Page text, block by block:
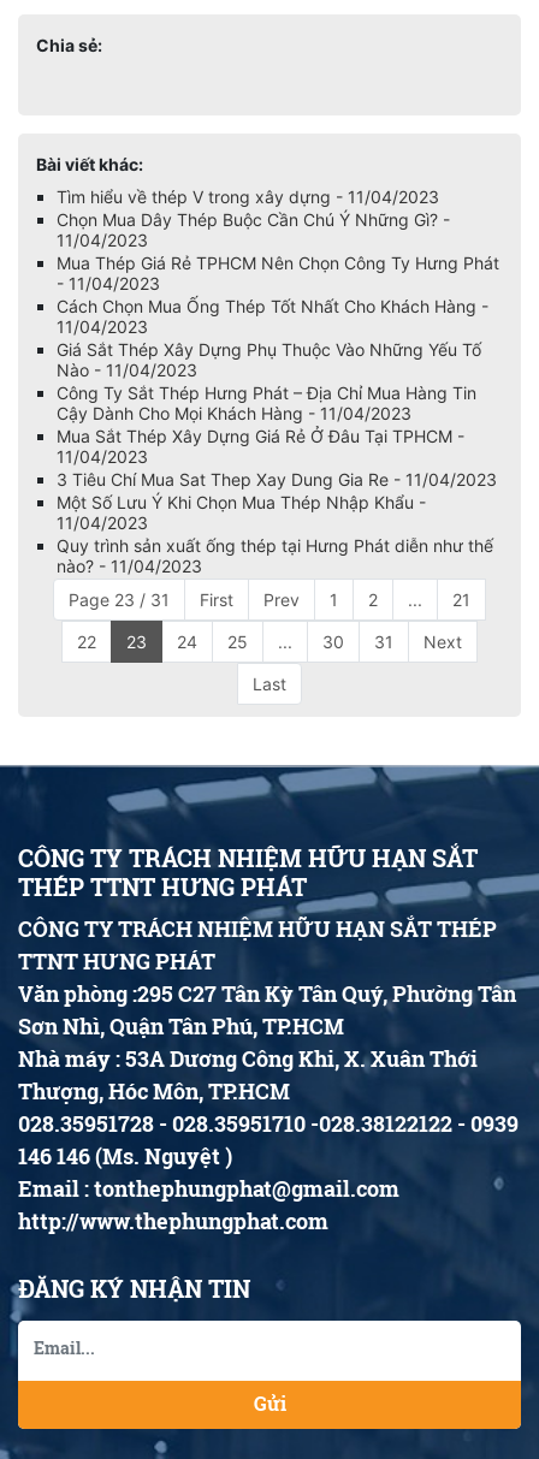
Chia sẻ:
Bài viết khác:
Tìm hiểu về thép V trong xây dựng - 11/04/2023
Chọn Mua Dây Thép Buộc Cần Chú Ý Những Gì? -
11/04/2023
Mua Thép Giá Rẻ TPHCM Nên Chọn Công Ty Hưng Phát
- 11/04/2023
Cách Chọn Mua Ống Thép Tốt Nhất Cho Khách Hàng -
11/04/2023
Giá Sắt Thép Xây Dựng Phụ Thuộc Vào Những Yếu Tố
Nào - 11/04/2023
Công Ty Sắt Thép Hưng Phát – Địa Chỉ Mua Hàng Tin
Cậy Dành Cho Mọi Khách Hàng - 11/04/2023
Mua Sắt Thép Xây Dựng Giá Rẻ Ở Đâu Tại TPHCM -
11/04/2023
3 Tiêu Chí Mua Sat Thep Xay Dung Gia Re - 11/04/2023
Một Số Lưu Ý Khi Chọn Mua Thép Nhập Khẩu -
11/04/2023
Quy trình sản xuất ống thép tại Hưng Phát diễn như thế
nào? - 11/04/2023
Page 23 / 31
First Prev 1 2 ... 21
22 23 24 25 ... 30 31 Next
Last
CÔNG TY TRÁCH NHIỆM HỮU HẠN SẮT
THÉP TTNT HƯNG PHÁT
CÔNG TY TRÁCH NHIỆM HỮU HẠN SẮT THÉP
TTNT HƯNG PHÁT
Văn phòng :295 C27 Tân Kỳ Tân Quý, Phường Tân
Sơn Nhì, Quận Tân Phú, TP.HCM
Nhà máy : 53A Dương Công Khi, X. Xuân Thới
Thượng, Hóc Môn, TP.HCM
028.35951728 - 028.35951710 -028.38122122 - 0939
146 146 (Ms. Nguyệt )
Email : tonthephungphat@gmail.com
http://www.thephungphat.com
ĐĂNG KÝ NHẬN TIN
Gửi